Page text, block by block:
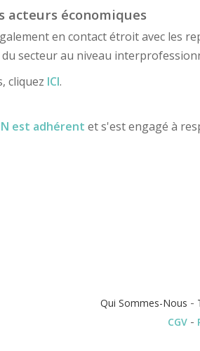
acteurs économiques
en contact étroit avec les
secteur au niveau
cliquez ICI.
est adhérent et s'est engagé à
Qui Sommes-Nous -
CGV -